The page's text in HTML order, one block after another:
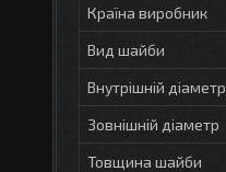
Країна виробник
Вид шайби
Внутрішній діаметр
Зовнішній діаметр
Товщина шайби